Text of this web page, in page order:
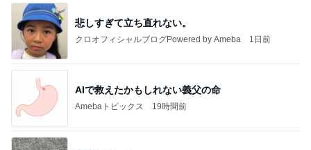
悲しすぎて立ち直れない。
クロオフィシャルブログPowered by Ameba 1日前
AIで救えたかもしれない義父の命
Amebaトピックス 19時間前